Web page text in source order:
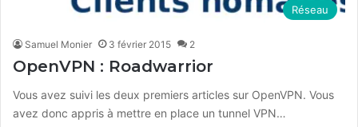
Réseau
Samuel Monier 3 février 2015 2
OpenVPN : Roadwarrior
Vous avez suivi les deux premiers articles sur OpenVPN. Vous
avez donc appris à mettre en place un tunnel VPN…